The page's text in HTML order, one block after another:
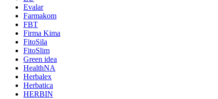
Evalar
Farmakom
FBT
Firma Kima
FitoSila
FitoSlim
Green idea
HealthNA
Herbalex
Herbatica
HERBIN